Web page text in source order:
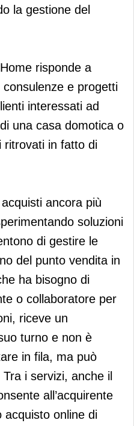
la gestione del
risponde a
e progetti
interessati ad
una casa domotica o
ritrovati in fatto di
ancora più
soluzioni
di gestire le
del punto vendita in
ha bisogno di
o collaboratore per
riceve un
turno e non è
in fila, ma può
i servizi, anche il
all’acquirente
acquisto online di